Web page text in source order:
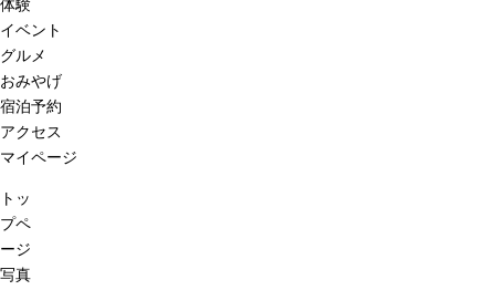
体験
イベント
グルメ
おみやげ
宿泊予約
アクセス
マイページ
トッ
プペ
ージ
写真